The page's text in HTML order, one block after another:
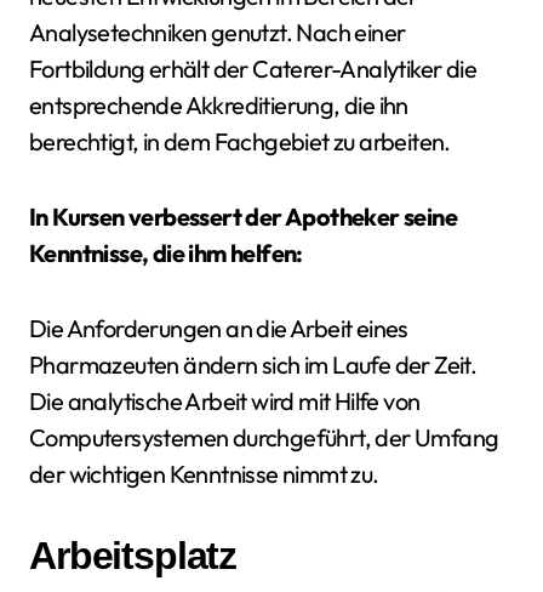
Analysetechniken genutzt. Nach einer
Fortbildung erhält der Caterer-Analytiker die
entsprechende Akkreditierung, die ihn
berechtigt, in dem Fachgebiet zu arbeiten.
In Kursen verbessert der Apotheker seine
Kenntnisse, die ihm helfen:
Die Anforderungen an die Arbeit eines
Pharmazeuten ändern sich im Laufe der Zeit.
Die analytische Arbeit wird mit Hilfe von
Computersystemen durchgeführt, der Umfang
der wichtigen Kenntnisse nimmt zu.
Arbeitsplatz